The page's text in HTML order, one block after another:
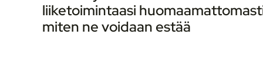
liiketoimintaasi
miten ne voidaan estää